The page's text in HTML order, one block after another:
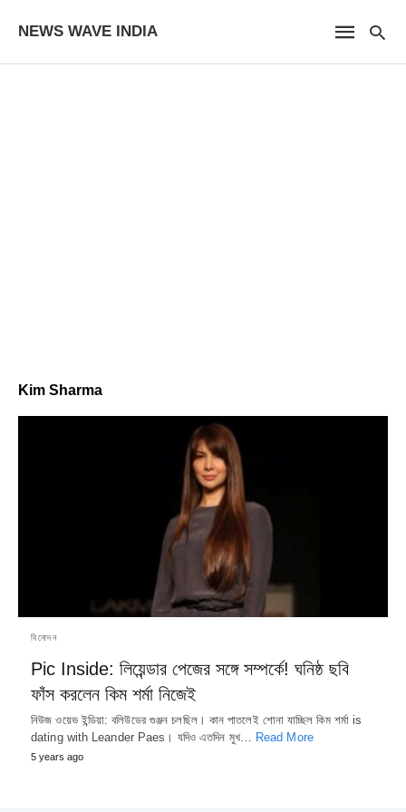
NEWS WAVE INDIA
Kim Sharma
বিনোদন
Pic Inside: লিয়েন্ডার পেজের সঙ্গে সম্পর্কে! ঘনিষ্ঠ ছবি
ফাঁস করলেন কিম শর্মা নিজেই
নিউজ ওয়েভ ইন্ডিয়া: বলিউডের গুঞ্জন চলছিল। কান পাতলেই শোনা যাচ্ছিল কিম শর্মা is
dating with Leander Paes। যদিও এতদিন মুখ… Read More
5 years ago